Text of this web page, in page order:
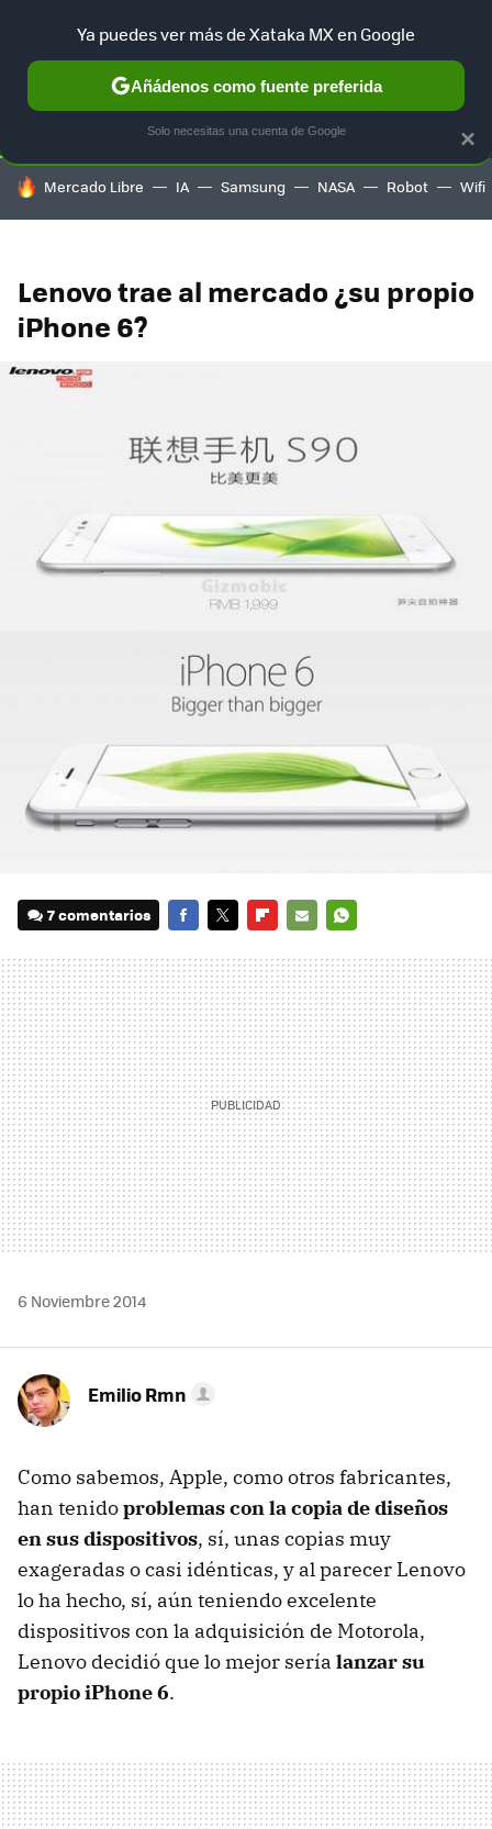
SELECCIÓN GAMING HOME AUTO TERRITORIO
HOY SE HABLA DE
Mercado Libre IA Samsung NASA Robot Wifi
Lenovo trae al mercado ¿su propio
iPhone 6?
7 comentarios
MAIL
6 Noviembre 2014
Emilio Rmn
Como sabemos, Apple, como otros fabricantes,
han tenidoproblemas con la copia de diseños
en sus dispositivos, sí, unas copias muy
exageradas o casi idénticas, y al parecer Lenovo
lo ha hecho, sí, aún teniendo excelente
dispositivos con la adquisición de Motorola,
Lenovo decidió que lo mejor sería lanzar su
propio iPhone 6.
×
Ya puedes ver más de Xataka MX en Google
Añádenos como fuente preferida
Solo necesitas una cuenta de Google